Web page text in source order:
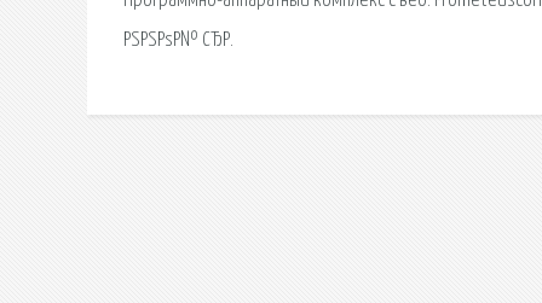
РЅРЅРѕР№ СЂР.